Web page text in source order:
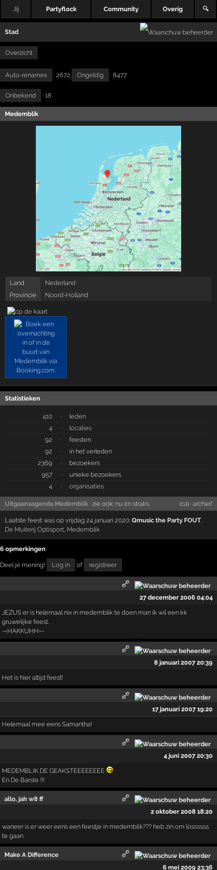
Jij Partyflock Community Overig 🔍
Stad
Overzicht
Auto-renames · 2672 Ongeldig · 8477
Onbekend · 18
Medemblik
Land
Nederland
Provincie
Noord-Holland
Statistieken
410 ·
leden
4
·
locaties
92
·
feesten
92
·
in het verleden
2369
·
bezoekers
957
·
unieke bezoekers
4
· organisaties
Uitgaansagenda Medemblik · zie ook: nu en straks ical· archief
Laatste feest was op vrijdag 24 januari 2020:Qmusic the Party FOUT,
De Muiterij Optisport, Medemblik
6 opmerkingen
Deel je mening! Log in of registreer
27 december 2006 04:04
JEZUS er is helemaal nix in medemblik te doen man ik wil een kk
gruwelijke feest.
-=HAKKUHH=-
8 januari 2007 20:39
Het is hier altijd feest!
17 januari 2007 19:20
Helemaal mee eens Samantha!
4 juni 2007 20:30
MEDEMBLIK DE GEAKSTEEEEEEEE
En De Barste !!!
allo, jah w8 ff
2 oktober 2008 18:20
waneer is er weer eens een feestje in medemblik??? heb zin om lossssss
te gaan
Make A Difference
6 mei 2009 23:36